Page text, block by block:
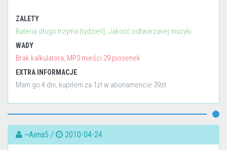
ZALETY
Bateria długo trzyma (tydzień), Jakość odtwarzanej muzyki.
WADY
Brak kalkulatora, MP3 mieści 29 piosenek
EXTRA INFORMACJE
Mam go 4 dni, kupiłem za 1zł w abonamencie 39zł
~Aena5 / 2010-04-24